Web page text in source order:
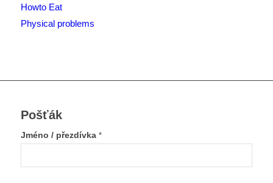
Howto Eat
Physical problems
Pošťák
Jméno / přezdívka *